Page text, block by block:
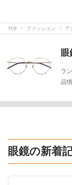
TOP ファッション ア
ラ
品
眼鏡の新着